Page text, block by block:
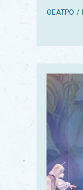
ΘΕΑΤΡΟ